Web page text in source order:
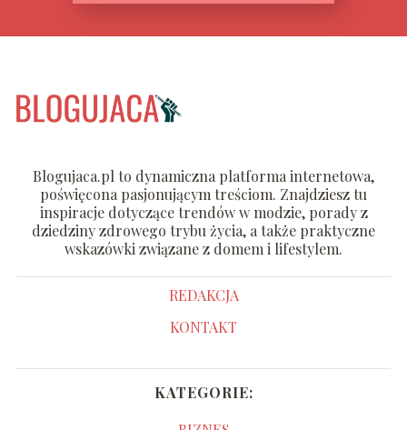
Blogujaca.pl to dynamiczna platforma internetowa,
poświęcona pasjonującym treściom. Znajdziesz tu
inspiracje dotyczące trendów w modzie, porady z
dziedziny zdrowego trybu życia, a także praktyczne
wskazówki związane z domem i lifestylem.
REDAKCJA
KONTAKT
KATEGORIE: